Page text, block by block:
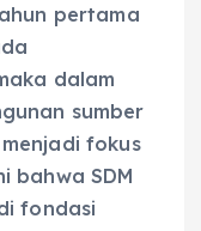
pertama
dalam
sumber
fokus
bahwa SDM
fondasi